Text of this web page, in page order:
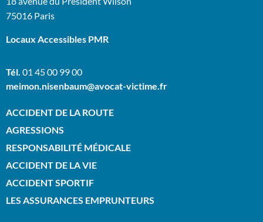
75016 Paris
Locaux Accessibles PMR
Tél. 01 45 00 99 00
meimon.nisenbaum@avocat-victime.fr
ACCIDENT DE LA ROUTE
AGRESSIONS
RESPONSABILITÉ MÉDICALE
ACCIDENT DE LA VIE
ACCIDENT SPORTIF
LES ASSURANCES EMPRUNTEURS